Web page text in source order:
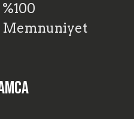
%100
Memnuniyet